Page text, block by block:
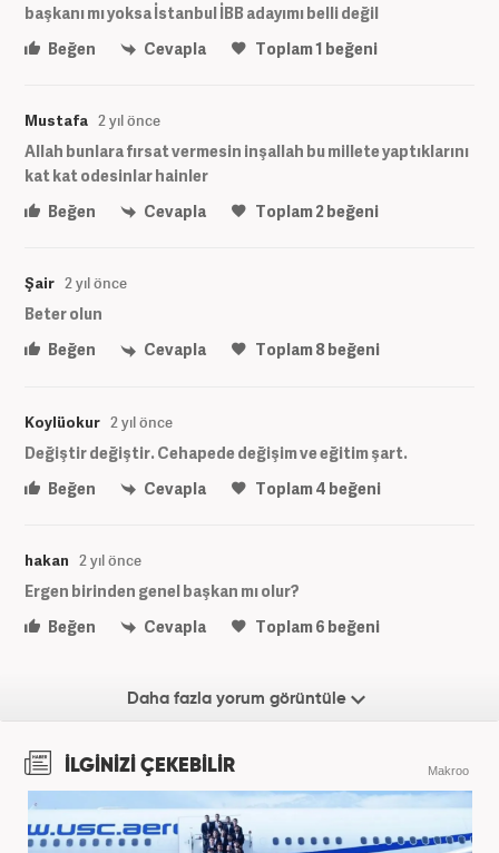
başkanı mı yoksa İstanbul İBB adayımı belli değil
Beğen
Cevapla Toplam1 beğeni
Mustafa 2 yıl önce
Allah bunlara fırsat vermesin inşallah bu millete yaptıklarını
kat kat odesinlar hainler
Beğen
Cevapla Toplam2beğeni
Şair 2 yıl önce
Beter olun
Beğen
Cevapla Toplam8beğeni
Koylüokur 2 yıl önce
Değiştir değiştir. Cehapede değişim ve eğitim şart.
Beğen
Cevapla Toplam4 beğeni
hakan 2 yıl önce
Ergen birinden genel başkan mı olur?
Beğen
Cevapla Toplam6 beğeni
Daha fazla yorum görüntüle
İLGİNİZİ ÇEKEBİLİR Makroo